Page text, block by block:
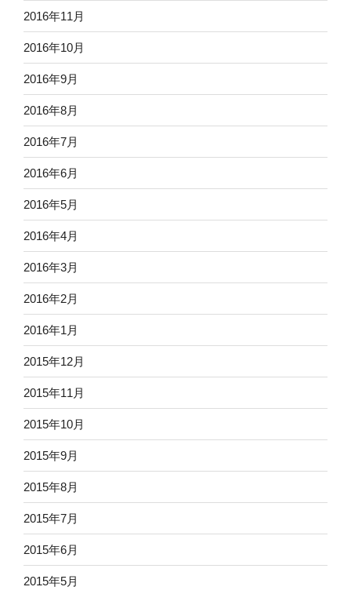
2016年11月
2016年10月
2016年9月
2016年8月
2016年7月
2016年6月
2016年5月
2016年4月
2016年3月
2016年2月
2016年1月
2015年12月
2015年11月
2015年10月
2015年9月
2015年8月
2015年7月
2015年6月
2015年5月